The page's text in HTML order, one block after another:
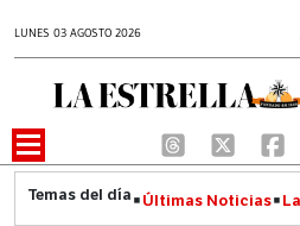
LUNES 03 AGOSTO 2026
Últimas Noticias